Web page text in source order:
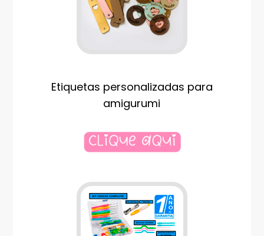
Etiquetas personalizadas para
amigurumi